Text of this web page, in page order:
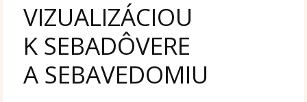
VIZUALIZÁCIOU
K SEBADÔVERE
A SEBAVEDOMIU